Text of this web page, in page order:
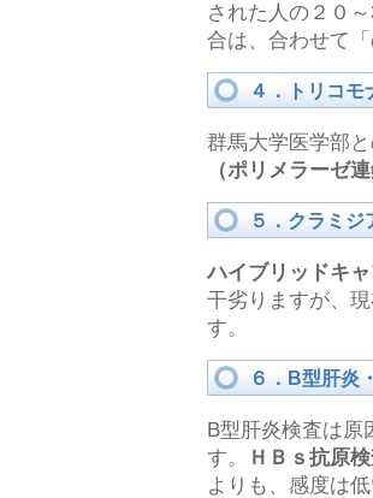
された人の２０
合は、合わせて
４．トリコモ
群馬大学医学部
（ポリメラーゼ
５．クラミジ
ハイブリッドキ
干劣りますが、
す。
６．B型肝炎
B型肝炎検査は原
す。
ＨＢｓ抗原
よりも、感度は